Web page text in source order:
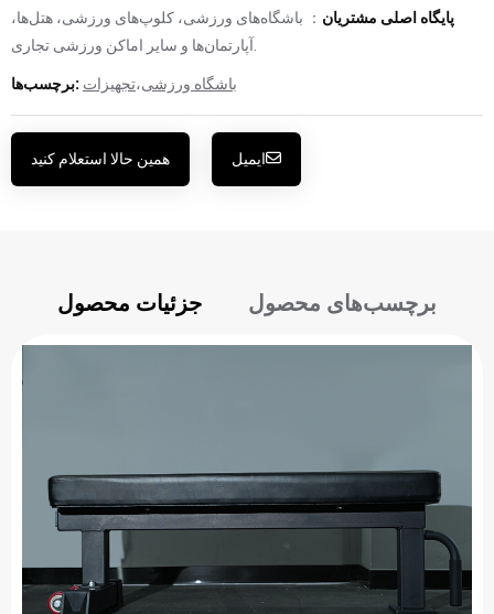
پایگاه اصلی مشتریان ： باشگاه‌های ورزشی، کلوپ‌های ورزشی، هتل‌ها،
برچسب‌ها: تجهیزات،باشگاه ورزشی
همین حالا استعلام کنید ایمیل
جزئیات محصول برچسب‌های محصول